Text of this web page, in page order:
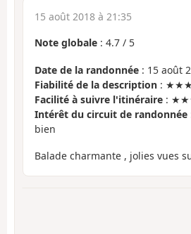
15 août 2018 à 21:35
Note globale : 4.7 / 5
Date de la randonnée : 15 août
Fiabilité de la description :
Facilité à suivre l'itinéraire :
Intérêt du circuit de randonnée
bien
Balade charmante , jolies vues